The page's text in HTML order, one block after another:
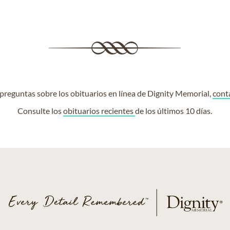
sobre los obituarios en línea de Dignity Memorial,
Consulte losobituarios recientesde los últimos 10 días.